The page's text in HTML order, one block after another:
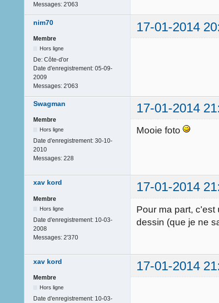
Messages: 2'063
nim70 17-01-2014
Membre
Hors ligne
De: Côte-d'or
Date d'enregistrement: 05-09-
2009
Messages: 2'063
Swagman 17-01-2014
Membre
Hors ligne
Date d'enregistrement: 30-10-
2010
Messages: 228
Mooie foto
xav kord 17-01-2014
Membre
Hors ligne
Date d'enregistrement: 10-03-
2008
Messages: 2'370
Pour ma part,
dessin (que je ne
xav kord 17-01-2014
Membre
Hors ligne
Date d'enregistrement: 10-03-